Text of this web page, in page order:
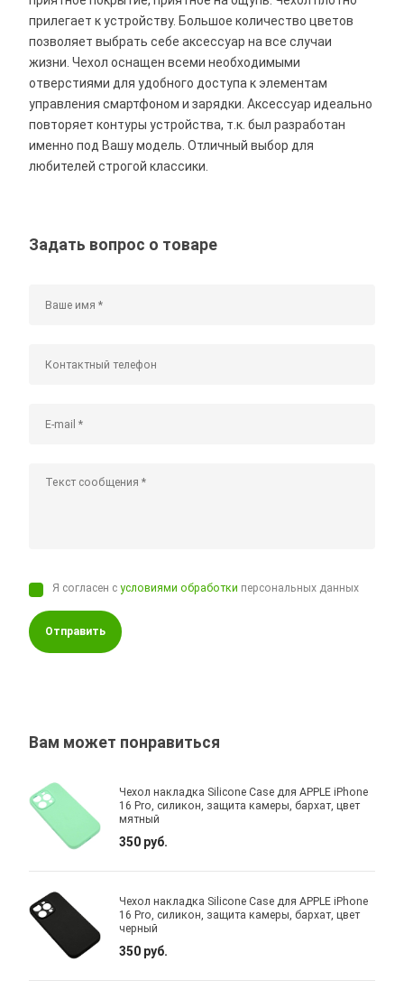
прилегает к устройству. Большое количество цветов
позволяет выбрать себе аксессуар на все случаи
жизни. Чехол оснащен всеми необходимыми
отверстиями для удобного доступа к элементам
управления смартфоном и зарядки. Аксессуар идеально
повторяет контуры устройства, т.к. был разработан
именно под Вашу модель. Отличный выбор для
любителей строгой классики.
Задать вопрос о товаре
Я согласен сусловиями обработки персональных данных
Отправить
Вам может понравиться
Чехол накладка Silicone Case для APPLE iPhone
16 Pro, силикон, защита камеры, бархат, цвет
мятный
350 руб.
Чехол накладка Silicone Case для APPLE iPhone
16 Pro, силикон, защита камеры, бархат, цвет
черный
350 руб.